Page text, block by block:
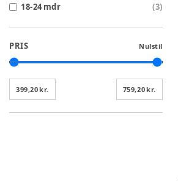
18-24 mdr
(3)
PRIS Nulstil
399,20 kr. 759,20 kr.